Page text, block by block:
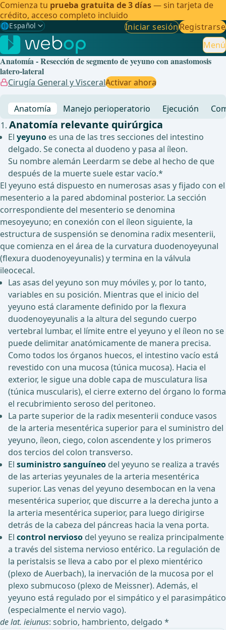
Comienza tu prueba gratuita de 3 días— sin tarjeta de
crédito, acceso completo incluido
🌐Español
Gewählte Sprache: Español
🇩🇪 Alemán
🇬🇧Inglés
🇪🇸Español ✓
🇧🇷Brasileño
Iniciar sesiónRegistrarse
Menú
Anatomía - Resección de segmento de yeyuno con anastomosis
latero-lateral
Cirugía General y VisceralActivar ahora
Anatomía Manejo perioperatorio Ejecución
Anatomía relevante quirúrgica
El yeyuno es una de las tres secciones del intestino
delgado. Se conecta al duodeno y pasa al íleon.
Su nombre alemán Leerdarm se debe al hecho de que
después de la muerte suele estar vacío.*
El yeyuno está dispuesto en numerosas asas y fijado con el
mesenterio a la pared abdominal posterior. La sección
correspondiente del mesenterio se denomina
mesoyeyuno; en conexión con el íleon siguiente, la
estructura de suspensión se denomina radix mesenterii,
que comienza en el área de la curvatura duodenoyeyunal
(flexura duodenoyeyunalis) y termina en la válvula
ileocecal.
Las asas del yeyuno son muy móviles y, por lo tanto,
variables en su posición. Mientras que el inicio del
yeyuno está claramente definido por la flexura
duodenoyeyunalis a la altura del segundo cuerpo
vertebral lumbar, el límite entre el yeyuno y el íleon no se
puede delimitar anatómicamente de manera precisa.
Como todos los órganos huecos, el intestino vacío está
revestido con una mucosa (túnica mucosa). Hacia el
exterior, le sigue una doble capa de musculatura lisa
(túnica muscularis), el cierre externo del órgano lo forma
el recubrimiento seroso del peritoneo.
La parte superior de la radix mesenterii conduce vasos
de la arteria mesentérica superior para el suministro del
yeyuno, íleon, ciego, colon ascendente y los primeros
dos tercios del colon transverso.
El suministro sanguíneo del yeyuno se realiza a través
de las arterias yeyunales de la arteria mesentérica
superior. Las venas del yeyuno desembocan en la vena
mesentérica superior, que discurre a la derecha junto a
la arteria mesentérica superior, para luego dirigirse
detrás de la cabeza del páncreas hacia la vena porta.
El control nervioso del yeyuno se realiza principalmente
a través del sistema nervioso entérico. La regulación de
la peristalsis se lleva a cabo por el plexo mientérico
(plexo de Auerbach), la inervación de la mucosa por el
plexo submucoso (plexo de Meissner). Además, el
yeyuno está regulado por el simpático y el parasimpático
(especialmente el nervio vago).
de lat. ieiunus: sobrio, hambriento, delgado *